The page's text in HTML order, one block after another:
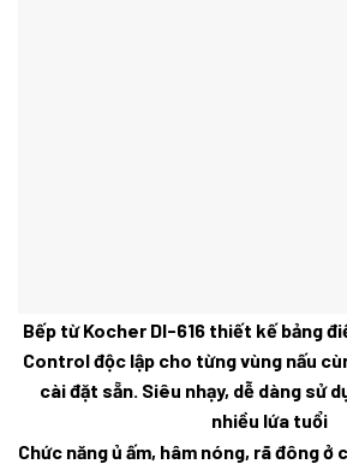
Bếp từ Kocher DI-616 thiết kế bảng
Control độc lập cho từng vùng nấu
cài đặt sẵn. Siêu nhạy, dễ dàng sử
nhiều lứa tuổi
Chức năng ủ ấm, hâm nóng, rã đông ở